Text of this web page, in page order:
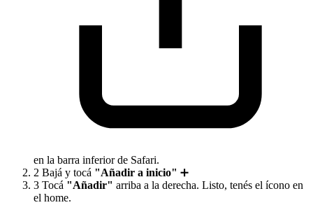
en la barra inferior de Safari.
2 Bajá y tocá "Añadir a inicio" ➕
3 Tocá "Añadir" arriba a la derecha. Listo, tenés el ícono en
el home.